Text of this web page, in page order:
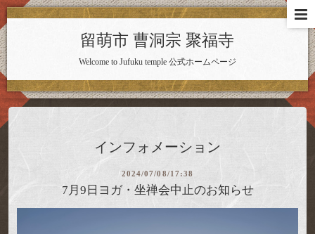
留萌市 曹洞宗 聚福寺
Welcome to Jufuku temple 公式ホームページ
インフォメーション
2024/07/08/17:38
7月9日ヨガ・坐禅会中止のお知らせ